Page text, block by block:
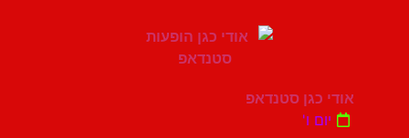
אודי כגן סטנדאפ
יום ו'